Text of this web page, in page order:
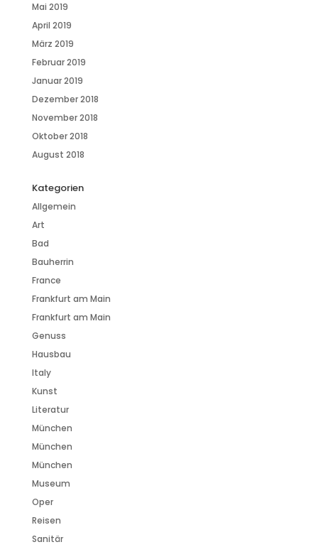
Mai 2019
April 2019
März 2019
Februar 2019
Januar 2019
Dezember 2018
November 2018
Oktober 2018
August 2018
Kategorien
Allgemein
Art
Bad
Bauherrin
France
Frankfurt am Main
Frankfurt am Main
Genuss
Hausbau
Italy
Kunst
Literatur
München
München
München
Museum
Oper
Reisen
Sanitär